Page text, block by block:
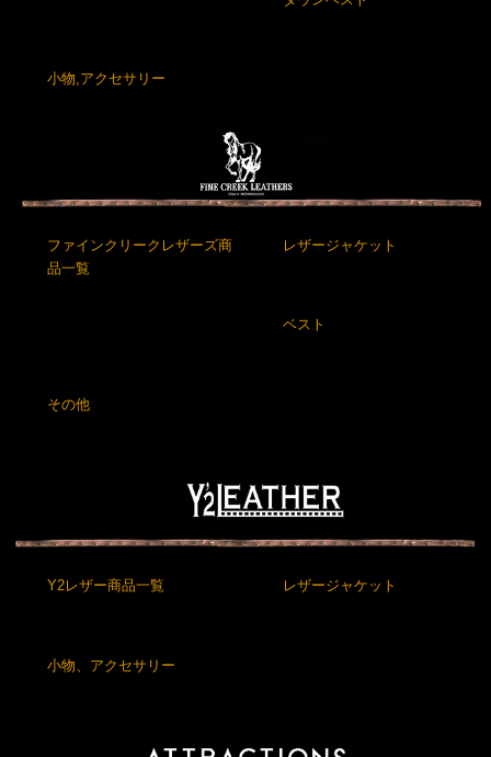
小物,アクセサリー
ファインクリークレザーズ商
品一覧
レザージャケット
ベスト
その他
Y2レザー商品一覧 レザージャケット
小物、アクセサリー